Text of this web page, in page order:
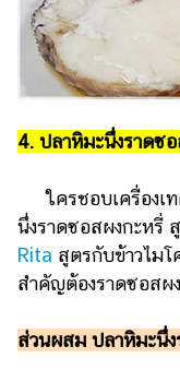
4. ปลาหิมะนึ่งราดซ
ใครชอบเครื่องเท
นึ่งราดซอสผงกะหรี่
Rita สูตรกับข้าวไม
สำคัญต้องราดซอสผ
ส่วนผสม ปลาหิมะนึ่